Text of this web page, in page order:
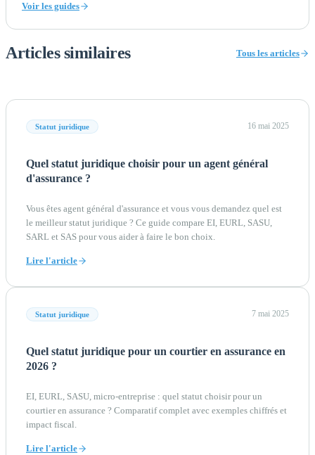
Voir les guides
Articles similaires Tous les articles
Statut juridique 16 mai 2025
Quel statut juridique choisir pour un agent général
d'assurance ?
Vous êtes agent général d'assurance et vous vous demandez quel est
le meilleur statut juridique ? Ce guide compare EI, EURL, SASU,
SARL et SAS pour vous aider à faire le bon choix.
Lire l'article
Statut juridique 7 mai 2025
Quel statut juridique pour un courtier en assurance en
2026 ?
EI, EURL, SASU, micro-entreprise : quel statut choisir pour un
courtier en assurance ? Comparatif complet avec exemples chiffrés et
impact fiscal.
Lire l'article